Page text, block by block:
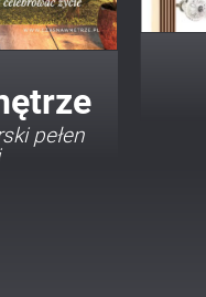
Styl
w